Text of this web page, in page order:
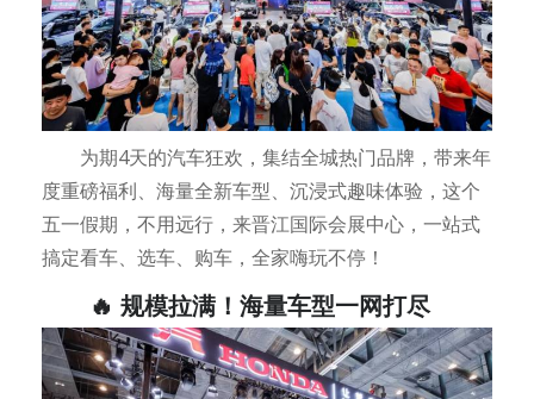
为期4天的汽车狂欢，集结全城热门品牌，带来年
度重磅福利、海量全新车型、沉浸式趣味体验，这个
五一假期，不用远行，来晋江国际会展中心，一站式
搞定看车、选车、购车，全家嗨玩不停！
🔥 规模拉满！海量车型一网打尽